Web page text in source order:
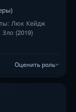
Люк Кейдж
(2019)
Оценить роль